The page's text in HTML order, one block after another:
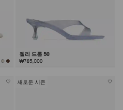
젤리 드롭 50
₩785,000
새로운 시즌